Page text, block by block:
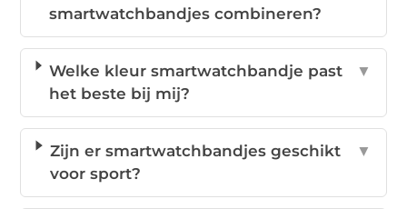
smartwatchbandjes combineren?
Welke kleur smartwatchbandje past
het beste bij mij?
▼
Zijn er smartwatchbandjes geschikt
voor sport?
▼